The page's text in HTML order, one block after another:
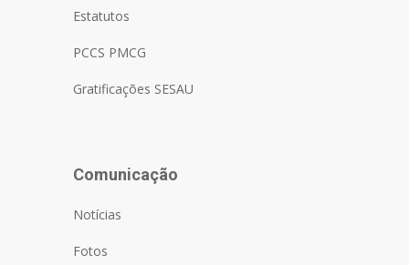
Estatutos
PCCS PMCG
Gratificações SESAU
Comunicação
Notícias
Fotos